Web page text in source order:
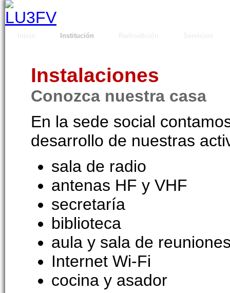
Institución
Instalaciones
Conozca nuestra casa
En la sede social
desarrollo de nuestras
sala de radio
antenas HF y VHF
secretaría
biblioteca
aula y sala de
Internet Wi-Fi
cocina y asador